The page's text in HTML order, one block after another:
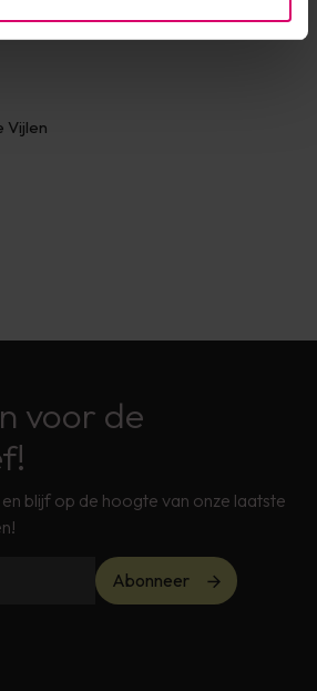
Vijlen
voor de
blijf op de hoogte van onze laatste
Abonneer